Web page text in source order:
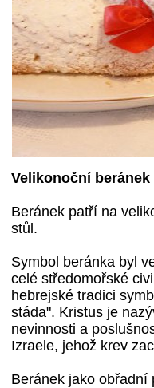
Velikonoční
Beránek patří na
stůl.
Symbol beránka byl
celé středomořské
hebrejské tradici
stáda". Kristus je
nevinnosti a
Izraele, jehož krev
Beránek jako obřadní